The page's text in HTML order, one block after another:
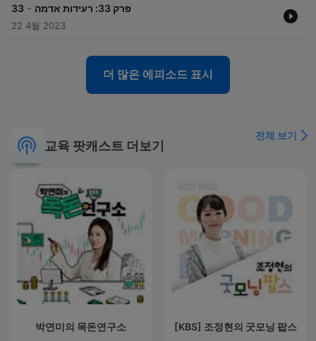
33 - פרק 33: רעידות אדמה
22 4월 2023
더 많은 에피소드 표시
교육 팟캐스트 더보기
전체 보기
박연미의 목돈연구소 [KBS] 조정현의 굿모닝 팝스